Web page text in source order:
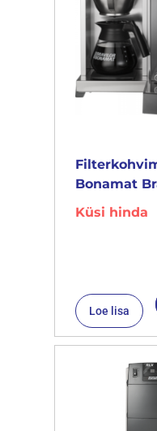
Bonamat
Küsi hinda
Loe lisa